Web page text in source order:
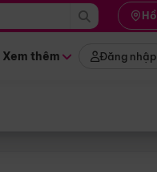
Xem thêm Đăng nhập